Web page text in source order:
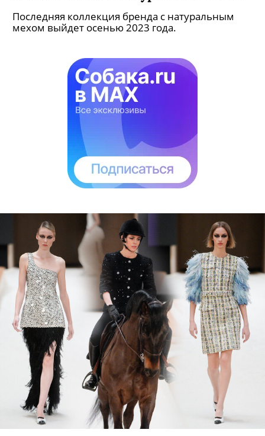
Последняя коллекция бренда с натуральным
мехом выйдет осенью 2023 года.